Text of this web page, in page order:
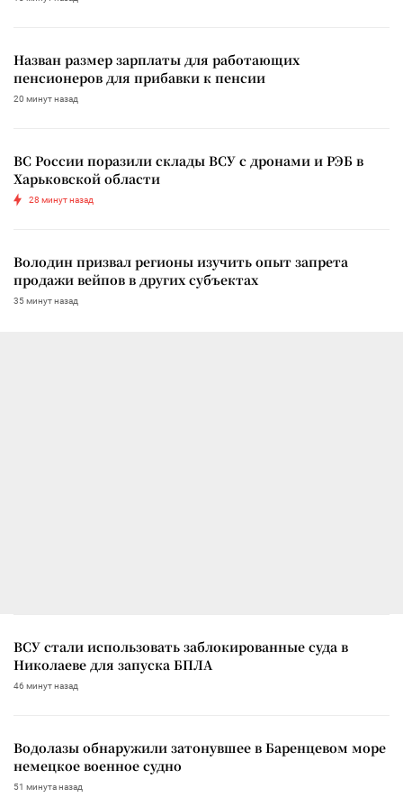
Назван размер зарплаты для работающих
пенсионеров для прибавки к пенсии
20 минут назад
ВС России поразили склады ВСУ с дронами и РЭБ в
Харьковской области
28 минут назад
Володин призвал регионы изучить опыт запрета
продажи вейпов в других субъектах
35 минут назад
ВСУ стали использовать заблокированные суда в
Николаеве для запуска БПЛА
46 минут назад
Водолазы обнаружили затонувшее в Баренцевом море
немецкое военное судно
51 минута назад